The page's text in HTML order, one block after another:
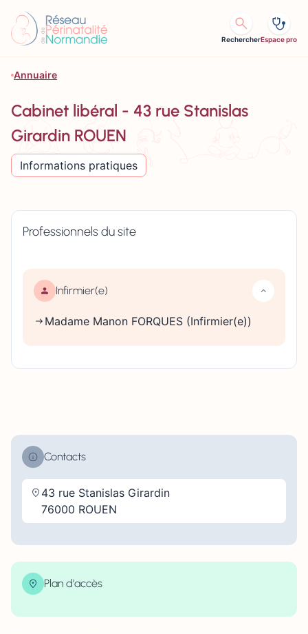
RechercherEspace pro
Annuaire
Cabinet libéral - 43 rue Stanislas
Girardin ROUEN
Informations pratiques
Professionnels du site
Infirmier(e)
Madame Manon FORQUES (Infirmier(e))
Contacts
43 rue Stanislas Girardin
76000 ROUEN
Plan d'accès
×